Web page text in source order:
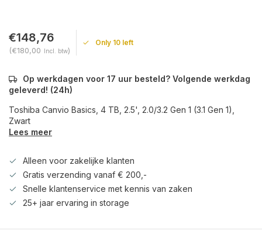
€148,76
(€180,00 Incl. btw)
Only 10 left
Op werkdagen voor 17 uur besteld? Volgende werkdag
geleverd! (24h)
Toshiba Canvio Basics, 4 TB, 2.5', 2.0/3.2 Gen 1 (3.1 Gen 1),
Zwart
Lees meer
Alleen voor zakelijke klanten
Gratis verzending vanaf € 200,-
Snelle klantenservice met kennis van zaken
25+ jaar ervaring in storage